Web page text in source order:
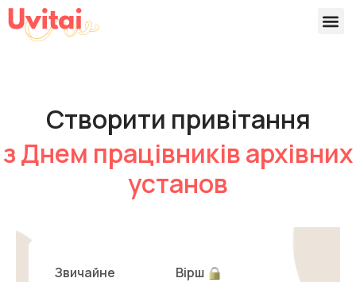
Створити привітання
з Днем працівників архівних
установ
Звичайне Вірш